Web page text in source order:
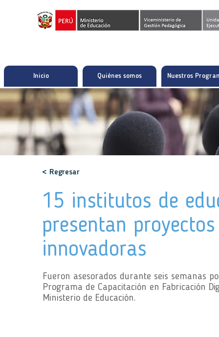
Inicio Quiénes somos Nuestros
< Regresar
15 institutos de
presentan
innovadoras
Fueron asesorados durante seis semanas
Programa de Capacitación en Fabricación
Ministerio de Educación.